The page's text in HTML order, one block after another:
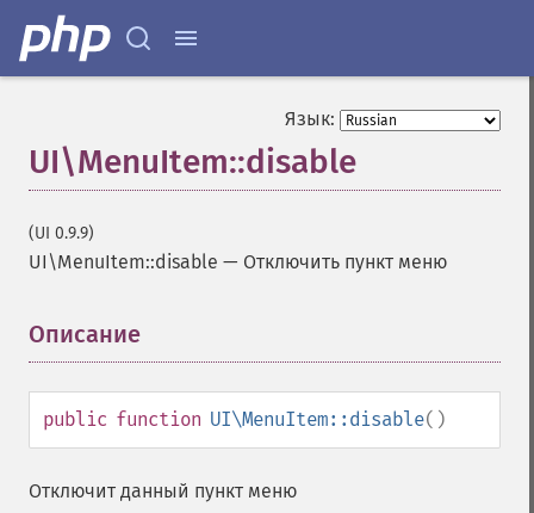
Язык:
UI\MenuItem::disable
(UI 0.9.9)
UI\MenuItem::disable — Отключить пункт меню
Описание
public function UI\MenuItem::disable()
Отключит данный пункт меню